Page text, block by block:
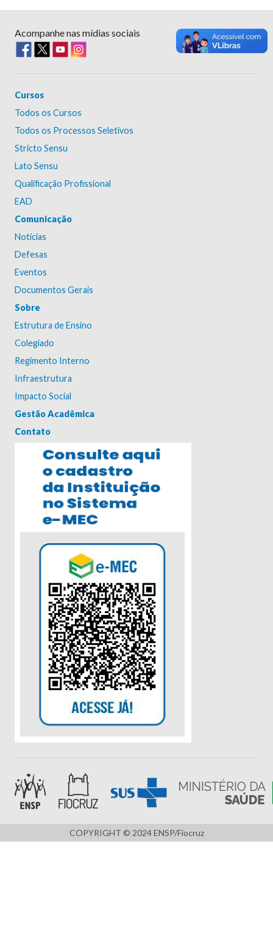
Acompanhe nas mídias sociais
Cursos
Todos os Cursos
Todos os Processos Seletivos
Stricto Sensu
Lato Sensu
Qualificação Profissional
EAD
Comunicação
Notícias
Defesas
Eventos
Documentos Gerais
Sobre
Estrutura de Ensino
Colegiado
Regimento Interno
Infraestrutura
Impacto Social
Gestão Acadêmica
Contato
COPYRIGHT © 2024 ENSP/Fiocruz